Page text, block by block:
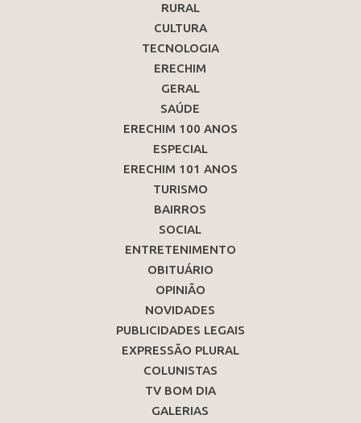
RURAL
CULTURA
TECNOLOGIA
ERECHIM
GERAL
SAÚDE
ERECHIM 100 ANOS
ESPECIAL
ERECHIM 101 ANOS
TURISMO
BAIRROS
SOCIAL
ENTRETENIMENTO
OBITUÁRIO
OPINIÃO
NOVIDADES
PUBLICIDADES LEGAIS
EXPRESSÃO PLURAL
COLUNISTAS
TV BOM DIA
GALERIAS